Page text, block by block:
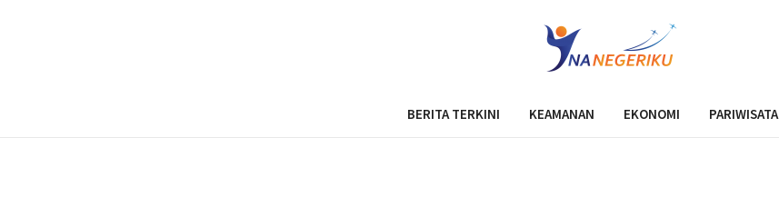
BERITA TERKINI KEAMANAN EKONOMI PARIWISATA